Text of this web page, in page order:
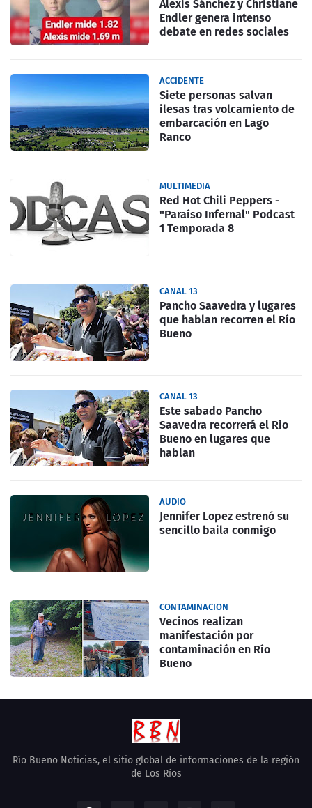
Alexis Sánchez y Christiane
Endler genera intenso
debate en redes sociales
ACCIDENTE
Siete personas salvan
ilesas tras volcamiento de
embarcación en Lago
Ranco
MULTIMEDIA
Red Hot Chili Peppers -
"Paraíso Infernal" Podcast
1 Temporada 8
CANAL 13
Pancho Saavedra y lugares
que hablan recorren el Río
Bueno
CANAL 13
Este sabado Pancho
Saavedra recorrerá el Rio
Bueno en lugares que
hablan
AUDIO
Jennifer Lopez estrenó su
sencillo baila conmigo
CONTAMINACION
Vecinos realizan
manifestación por
contaminación en Río
Bueno
Río Bueno Noticias, el sitio global de informaciones de la región
de Los Ríos